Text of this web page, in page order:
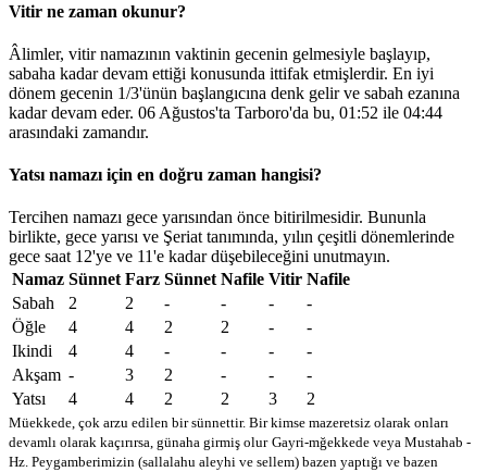
Vitir ne zaman okunur?
Âlimler, vitir namazının vaktinin gecenin gelmesiyle başlayıp,
sabaha kadar devam ettiği konusunda ittifak etmişlerdir. En iyi
dönem gecenin 1/3'ünün başlangıcına denk gelir ve sabah ezanına
kadar devam eder. 06 Ağustos'ta Tarboro'da bu, 01:52 ile 04:44
arasındaki zamandır.
Yatsı namazı için en doğru zaman hangisi?
Tercihen namazı gece yarısından önce bitirilmesidir. Bununla
birlikte, gece yarısı ve Şeriat tanımında, yılın çeşitli dönemlerinde
gece saat 12'ye ve 11'e kadar düşebileceğini unutmayın.
Namaz Sünnet Farz Sünnet Nafile Vitir Nafile
Sabah
2 2 - - -
-
Öğle
4 4 2 2 -
-
Ikindi
4 4 - - -
-
Akşam - 3 2 - -
-
Yatsı
4 4 2 2 3 2
Müekkede, çok arzu edilen bir sünnettir. Bir kimse mazeretsiz olarak onları
devamlı olarak kaçırırsa, günaha girmiş olur Gayri-mğekkede veya Mustahab -
Hz. Peygamberimizin (sallalahu aleyhi ve sellem) bazen yaptığı ve bazen